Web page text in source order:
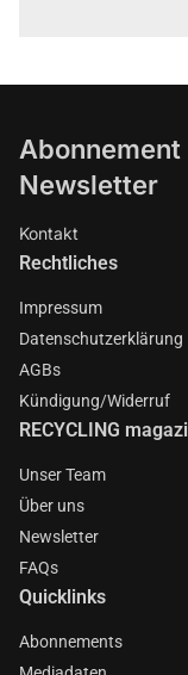
Abonnement
Newsletter
Kontakt
Rechtliches
Impressum
Datenschutzerklärung
AGBs
Kündigung/Widerruf
RECYCLING
Unser Team
Über uns
Newsletter
FAQs
Quicklinks
Abonnements